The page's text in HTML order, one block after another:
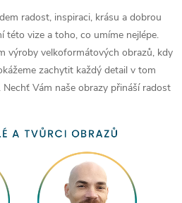
radost, inspiraci, krásu a dobrou
této vize a toho, co umíme nejlépe.
výroby velkoformátových obrazů, kdy
zachytit každý detail v tom
Vám naše obrazy přináší radost